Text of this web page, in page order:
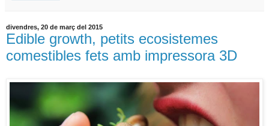
divendres, 20 de març del 2015
Edible growth, petits ecosistemes
comestibles fets amb impressora 3D